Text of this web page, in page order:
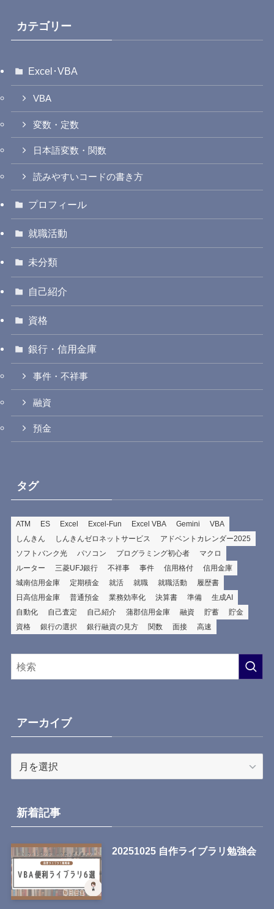
カテゴリー
Excel･VBA
VBA
変数・定数
日本語変数・関数
読みやすいコードの書き方
プロフィール
就職活動
未分類
自己紹介
資格
銀行・信用金庫
事件・不祥事
融資
預金
タグ
ATM ES Excel Excel-Fun Excel VBA Gemini
VBA
しんきん
しんきんゼロネットサービス
アドベントカレンダー2025
ソフトバンク光
パソコン プログラミング初心者
マクロ
ルーター
三菱UFJ銀行 不祥事 事件 信用格付
信用金庫
城南信用金庫
定期積金 就活 就職 就職活動
履歴書
日高信用金庫
普通預金 業務効率化 決算書 準備
生成AI
自動化
自己査定 自己紹介 蒲郡信用金庫 融資 貯蓄
貯金
資格
銀行の選択 銀行融資の見方 関数 面接 高速
アーカイブ
イ
ブ
新着記事
20251025 自作ライブラリ勉強会